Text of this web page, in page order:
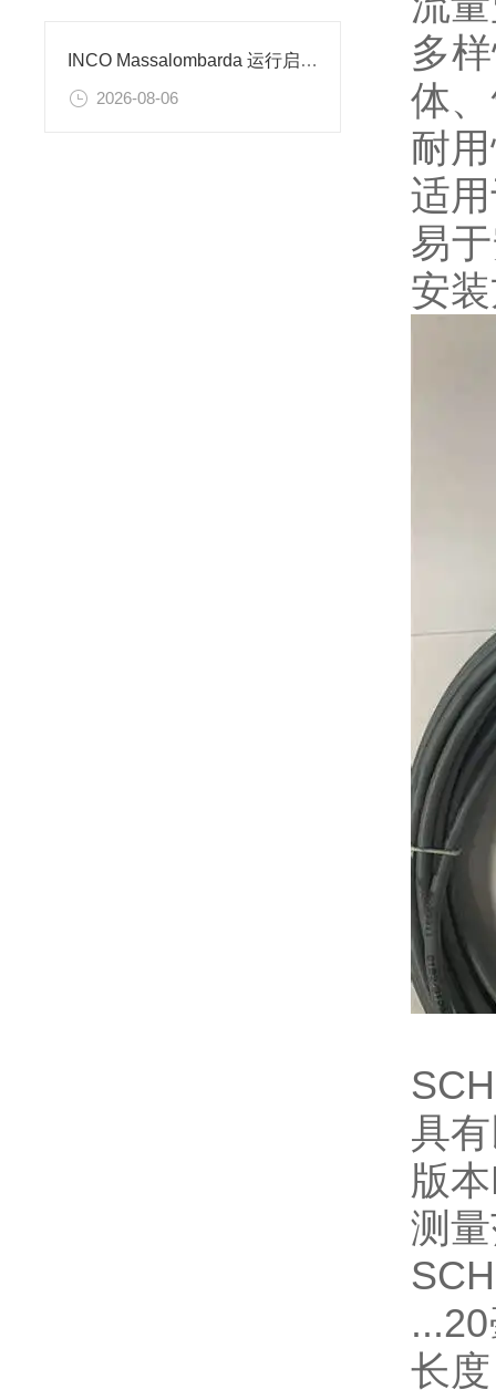
INCO Massalombarda 运行启动电容适配化工装备
2026-08-06
多
体
耐
适
易
安
具
版
测
长